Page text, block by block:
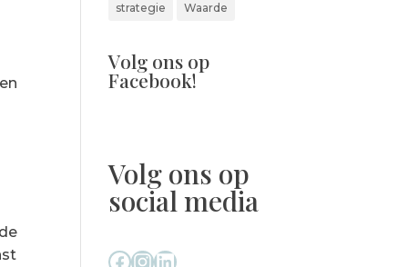
strategie Waarde
Volg ons op
Facebook!
Volg ons op
social media
Facebook
Instagram
LinkedIn